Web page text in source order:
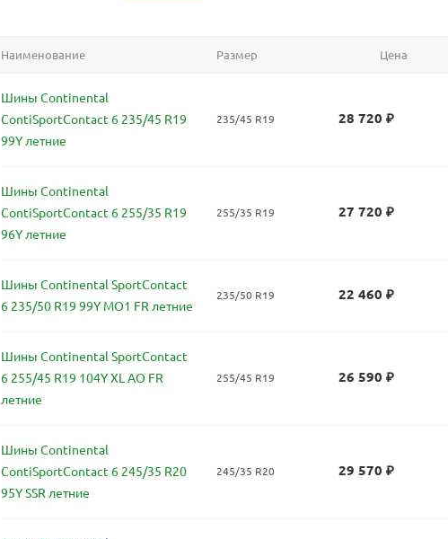
Наименование Размер Цена
Шины Continental
ContiSportContact 6 235/45 R19
99Y летние
235/45 R19 28 720 ₽
Шины Continental
ContiSportContact 6 255/35 R19
96Y летние
255/35 R19 27 720 ₽
Шины Continental SportContact
6 235/50 R19 99Y MO1 FR летние
235/50 R19 22 460 ₽
Шины Continental SportContact
6 255/45 R19 104Y XL AO FR
летние
255/45 R19 26 590 ₽
Шины Continental
ContiSportContact 6 245/35 R20
95Y SSR летние
245/35 R20 29 570 ₽